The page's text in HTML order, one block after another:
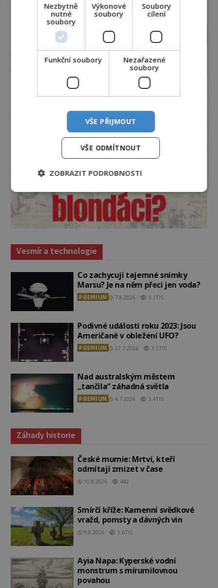
Vesmír a technologie
Co zachycují tajemné snímky
Marsu? Je na něm přeci jen voda?
PREMIUM 7.8.2026 3.1TIS
Podivné události roku 2023: Jsou
Američané v obležení UFO?
PREMIUM 27.7.2026 3.5TIS
Nad australským městem
„tančila“ záhadná světla
PREMIUM 4.7.2026 3.4TIS
Záhady historie
České mumie: Mrtví, kteří
odmítají zmizet v čase
10.8.2026 442
Smírčí kříže: Kamenní svědkové
vražd, pomsty a dávných vin
9.8.2026 1.6TIS
Ayia Napa: Kyperské vodní
monstrum s mírumilovnou
povahou
Nezbytně
nutné
soubory
Výkonové
soubory
Soubory
cílení
Funkční soubory
Nezařazené
soubory
VŠE PŘIJMOUT
VŠE ODMÍTNOUT
ZOBRAZIT PODROBNOSTI